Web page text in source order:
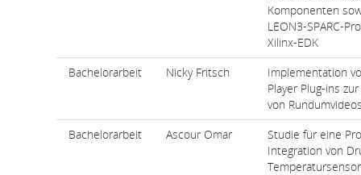
Komponenten
LEON3-SPARC-
Xilinx-EDK
Bachelorarbeit
Nicky Fritsch
Implementation
Player Plug-ins
von
Bachelorarbeit
Ascour Omar
Studie für eine
Integration von